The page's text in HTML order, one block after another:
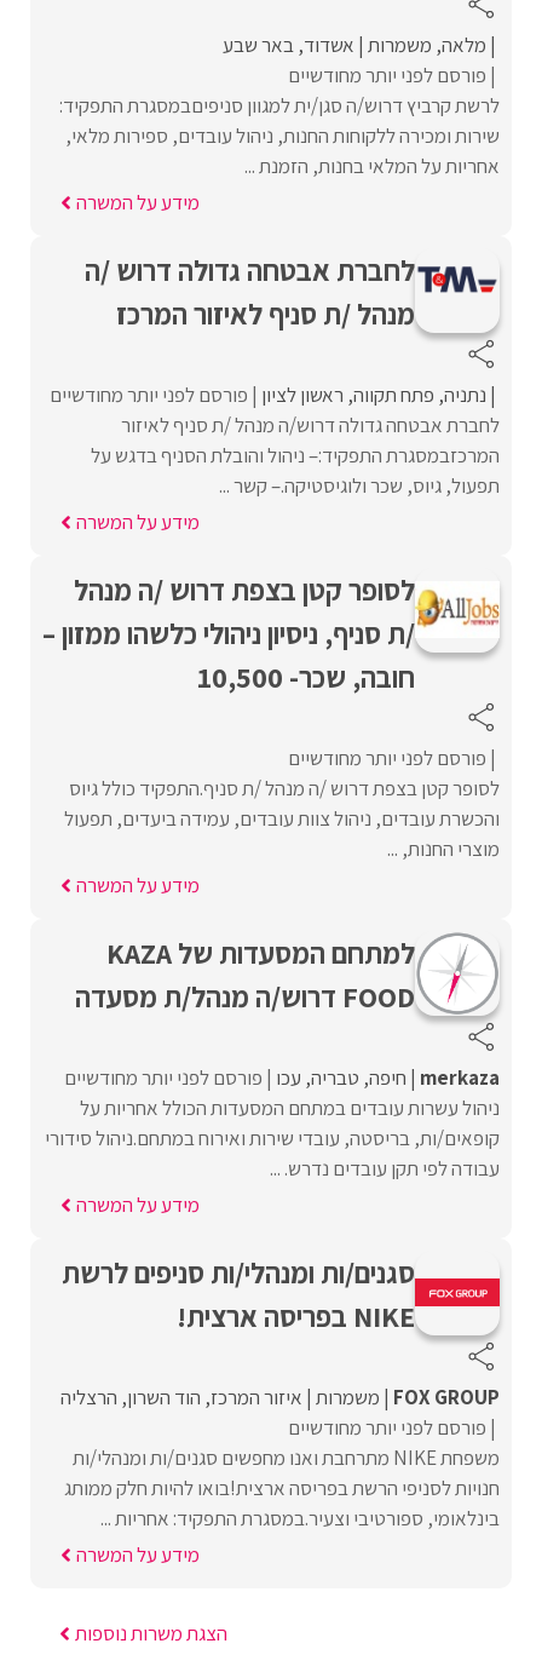
מלאה משמרות אשדוד באר שבע
פורסם לפני יותר מחודשיים
לרשת קרביץ דרוש/ה סגן/ית למגוון סניפיםבמסגרת התפקיד:
שירות ומכירה ללקוחות החנות, ניהול עובדים, ספירות מלאי,
אחריות על המלאי בחנות, הזמנת ...
מידע על המשרה
לחברת אבטחה גדולה דרוש /ה
מנהל /ת סניף לאיזור המרכז
נתניה פתח תקווה ראשון לציון פורסם לפני יותר מחודשיים
לחברת אבטחה גדולה דרוש/ה מנהל /ת סניף לאיזור
המרכזבמסגרת התפקיד:– ניהול והובלת הסניף בדגש על
תפעול, גיוס, שכר ולוגיסטיקה.– קשר ...
מידע על המשרה
לסופר קטן בצפת דרוש /ה מנהל
/ת סניף, ניסיון ניהולי כלשהו ממזון –
חובה, שכר- 10,500
פורסם לפני יותר מחודשיים
לסופר קטן בצפת דרוש /ה מנהל /ת סניף.התפקיד כולל גיוס
והכשרת עובדים, ניהול צוות עובדים, עמידה ביעדים, תפעול
מוצרי החנות, ...
מידע על המשרה
למתחם המסעדות של KAZA
FOOD דרוש/ה מנהל/ת מסעדה
merkaza חיפה טבריה עכו פורסם לפני יותר מחודשיים
ניהול עשרות עובדים במתחם המסעדות הכולל אחריות על
קופאים/ות, בריסטה, עובדי שירות ואירוח במתחם.ניהול סידורי
עבודה לפי תקן עובדים נדרש. ...
מידע על המשרה
סגנים/ות ומנהלי/ות סניפים לרשת
NIKE בפריסה ארצית!
FOX GROUP משמרות איזור המרכז הוד השרון הרצליה
פורסם לפני יותר מחודשיים
משפחת NIKE מתרחבת ואנו מחפשים סגנים/ות ומנהלי/ות
חנויות לסניפי הרשת בפריסה ארצית!בואו להיות חלק ממותג
בינלאומי, ספורטיבי וצעיר.במסגרת התפקיד: אחריות ...
מידע על המשרה
הצגת משרות נוספות